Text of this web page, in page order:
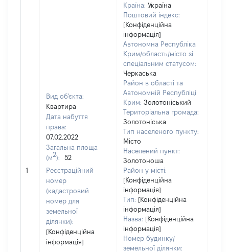
1
Вид об'єкта:
Квартира
Дата набуття
права:
07.02.2022
Загальна площа
(м2):
52
Реєстраційний
номер
(кадастровий
номер для
земельної
ділянки):
[Конфіденційна
інформація]
Країна: Україна
Поштовий індекс:
[Конфіденційна
інформація]
Автономна Республіка
Крим/область/місто зі
спеціальним статусом:
Черкаська
Район в області та
Автономній Республіці
Крим: Золотоніський
Територіальна громада:
Золотоніська
Тип населеного пункту:
Місто
Населений пункт:
Золотоноша
Район у місті:
[Конфіденційна
інформація]
Тип: [Конфіденційна
інформація]
Назва: [Конфіденційна
інформація]
Номер будинку/
земельної ділянки: